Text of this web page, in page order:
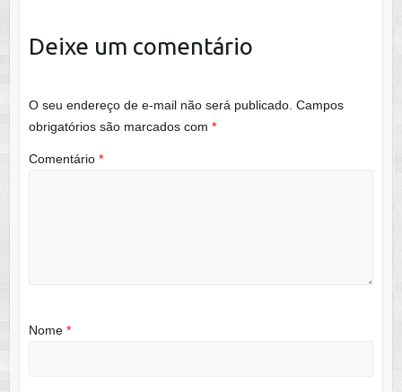
Deixe um comentário
O seu endereço de e-mail não será publicado. Campos
obrigatórios são marcados com *
Comentário *
Nome *